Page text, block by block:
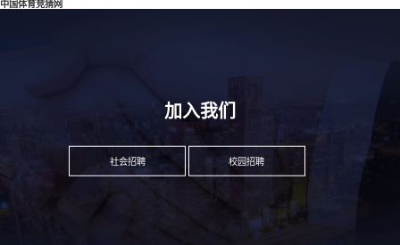
中国体育竞猜网
加入我们
社会招聘 校园招聘